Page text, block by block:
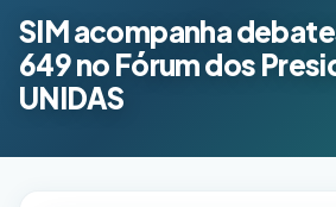
SIM acompanha
649 no Fórum dos
UNIDAS